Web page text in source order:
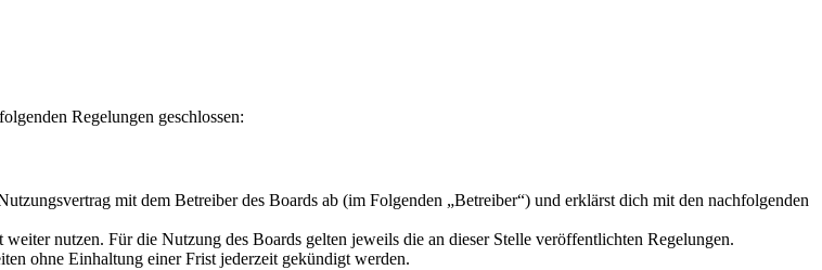
Regelungen geschlossen:
mit dem Betreiber des Boards ab (im Folgenden „Betreiber“) und erklärst dich mit den nachfolgenden
nutzen. Für die Nutzung des Boards gelten jeweils die an dieser Stelle veröffentlichten Regelungen.
ohne Einhaltung einer Frist jederzeit gekündigt werden.